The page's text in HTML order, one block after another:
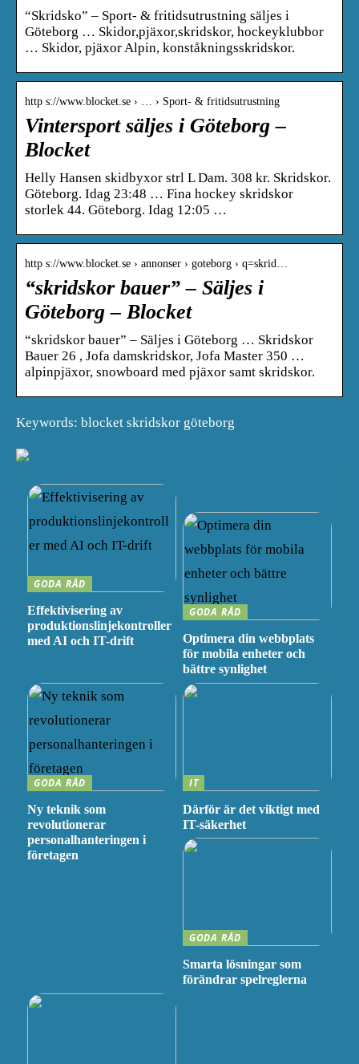
“Skridsko” – Sport- & fritidsutrustning säljes i
Göteborg … Skidor,pjäxor,skridskor, hockeyklubbor
… Skidor, pjäxor Alpin, konståkningsskridskor.
http s://www.blocket.se › … › Sport- & fritidsutrustning
Vintersport säljes i Göteborg –
Blocket
Helly Hansen skidbyxor strl L Dam. 308 kr. Skridskor.
Göteborg. Idag 23:48 … Fina hockey skridskor
storlek 44. Göteborg. Idag 12:05 …
http s://www.blocket.se › annonser › goteborg › q=skrid…
“skridskor bauer” – Säljes i
Göteborg – Blocket
“skridskor bauer” – Säljes i Göteborg … Skridskor
Bauer 26 , Jofa damskridskor, Jofa Master 350 …
alpinpjäxor, snowboard med pjäxor samt skridskor.
Keywords: blocket skridskor göteborg
GODA RÅD
Effektivisering av
produktionslinjekontroller
med AI och IT-drift
GODA RÅD
Optimera din webbplats
för mobila enheter och
bättre synlighet
GODA RÅD
Ny teknik som
revolutionerar
personalhanteringen i
företagen
IT
Därför är det viktigt med
IT-säkerhet
GODA RÅD
Smarta lösningar som
förändrar spelreglerna